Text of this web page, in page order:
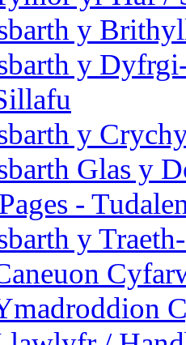
y
y
y
Glas y
-
y